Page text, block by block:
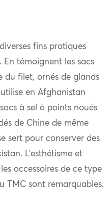
fins pratiques
En témoignent les sacs
du filet, ornés de glands
en Afghanistan
à sel à points noués
de Chine de même
sert pour conserver des
L’esthétisme et
accessoires de ce type
TMC sont remarquables.